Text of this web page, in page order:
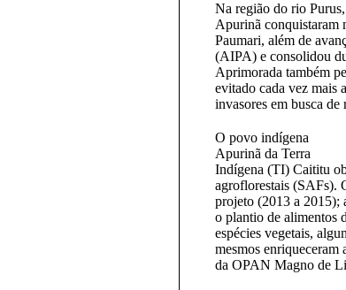
Na região do rio
Apurinã conquistaram
Paumari, além de
(AIPA) e consolidou
Aprimorada também
evitado cada vez mais
invasores em busca de
O povo indígena
Apurinã da Terra
Indígena (TI) Caititu
agroflorestais (SAFs).
projeto (2013 a 2015);
o plantio de alimentos
espécies vegetais,
mesmos enriqueceram
da OPAN Magno de